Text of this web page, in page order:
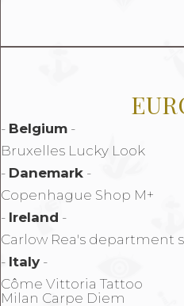
- Belgium -
Bruxelles Lucky Look
- Danemark -
Copenhague Shop M+
- Ireland -
Carlow Rea's department
- Italy -
Côme Vittoria Tattoo
Milan Carpe Diem